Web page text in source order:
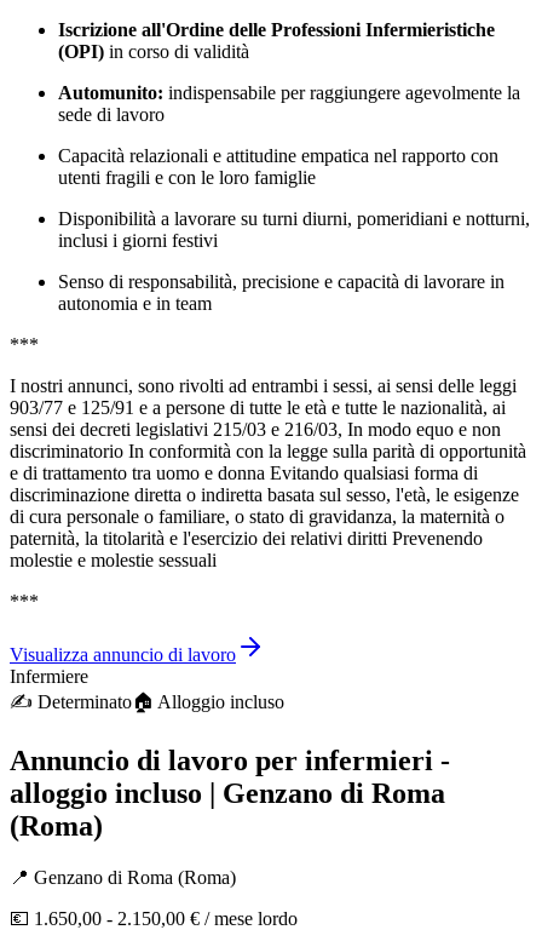
Iscrizione all'Ordine delle Professioni Infermieristiche
(OPI) in corso di validità
Automunito: indispensabile per raggiungere agevolmente la
sede di lavoro
Capacità relazionali e attitudine empatica nel rapporto con
utenti fragili e con le loro famiglie
Disponibilità a lavorare su turni diurni, pomeridiani e notturni,
inclusi i giorni festivi
Senso di responsabilità, precisione e capacità di lavorare in
autonomia e in team
***
I nostri annunci, sono rivolti ad entrambi i sessi, ai sensi delle leggi
903/77 e 125/91 e a persone di tutte le età e tutte le nazionalità, ai
sensi dei decreti legislativi 215/03 e 216/03, In modo equo e non
discriminatorio In conformità con la legge sulla parità di opportunità
e di trattamento tra uomo e donna Evitando qualsiasi forma di
discriminazione diretta o indiretta basata sul sesso, l'età, le esigenze
di cura personale o familiare, o stato di gravidanza, la maternità o
paternità, la titolarità e l'esercizio dei relativi diritti Prevenendo
molestie e molestie sessuali
***
Visualizza annuncio di lavoro
Infermiere
✍️ Determinato🏠︎ Alloggio incluso
Annuncio di lavoro per infermieri -
alloggio incluso | Genzano di Roma
(Roma)
📍 Genzano di Roma (Roma)
💶 1.650,00 - 2.150,00 € / mese lordo